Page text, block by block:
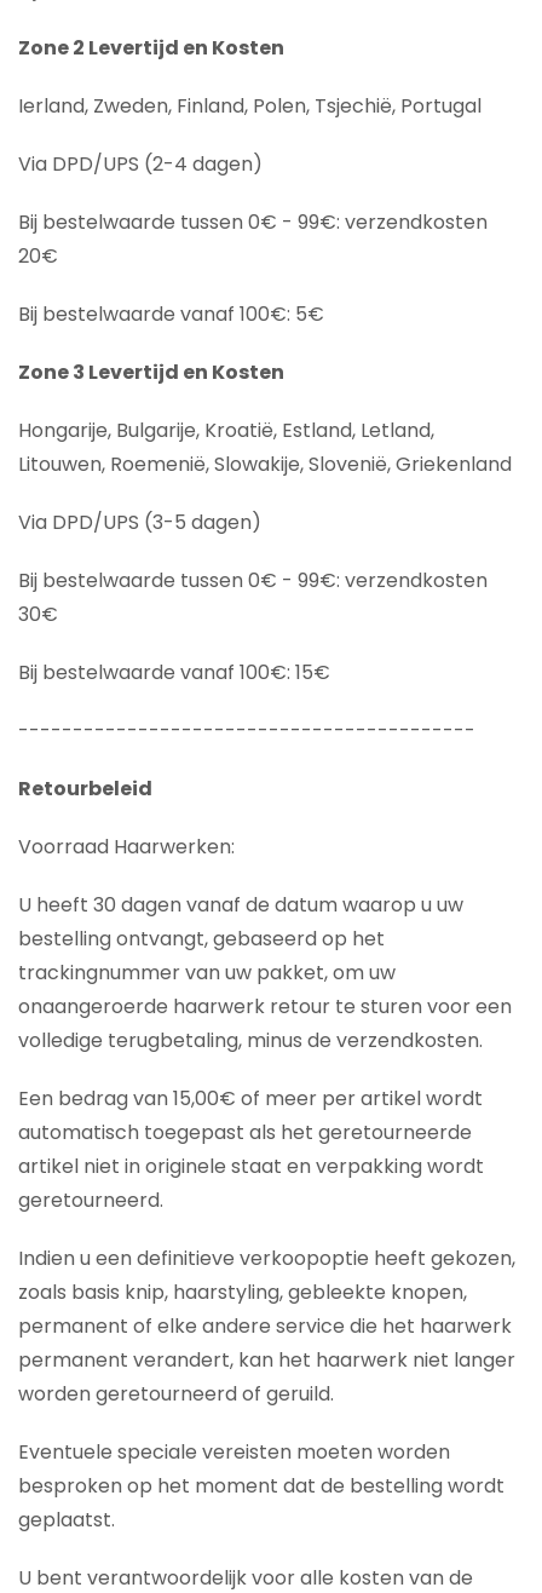
Zone 2 Levertijd en Kosten
Ierland, Zweden, Finland, Polen, Tsjechië, Portugal
Via DPD/UPS (2-4 dagen)
Bij bestelwaarde tussen 0€ - 99€: verzendkosten
20€
Bij bestelwaarde vanaf 100€: 5€
Zone 3 Levertijd en Kosten
Hongarije, Bulgarije, Kroatië, Estland, Letland,
Litouwen, Roemenië, Slowakije, Slovenië, Griekenland
Via DPD/UPS (3-5 dagen)
Bij bestelwaarde tussen 0€ - 99€: verzendkosten
30€
Bij bestelwaarde vanaf 100€: 15€
------------------------------------------
Retourbeleid
Voorraad Haarwerken:
U heeft 30 dagen vanaf de datum waarop u uw
bestelling ontvangt, gebaseerd op het
trackingnummer van uw pakket, om uw
onaangeroerde haarwerk retour te sturen voor een
volledige terugbetaling, minus de verzendkosten.
Een bedrag van 15,00€ of meer per artikel wordt
automatisch toegepast als het geretourneerde
artikel niet in originele staat en verpakking wordt
geretourneerd.
Indien u een definitieve verkoopoptie heeft gekozen,
zoals basis knip, haarstyling, gebleekte knopen,
permanent of elke andere service die het haarwerk
permanent verandert, kan het haarwerk niet langer
worden geretourneerd of geruild.
Eventuele speciale vereisten moeten worden
besproken op het moment dat de bestelling wordt
geplaatst.
U bent verantwoordelijk voor alle kosten van de